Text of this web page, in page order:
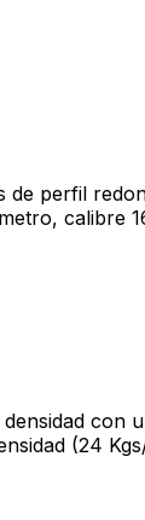
perfil
calibre
con
(24